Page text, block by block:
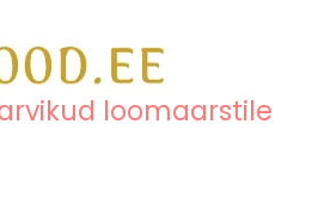
loomaarstile